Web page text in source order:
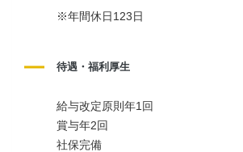
※年間休日123日
待遇・福利厚生
給与改定原則年1回
賞与年2回
社保完備